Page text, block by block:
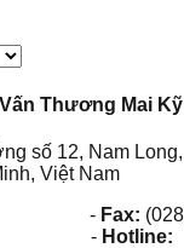
Thương Mai
số 12, Nam
Việt Nam
- Fax:
- Hotline: